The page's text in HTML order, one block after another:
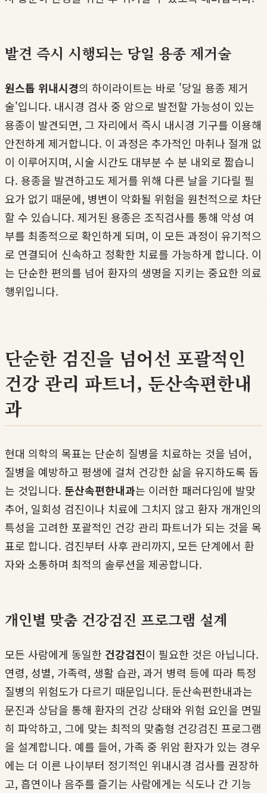
발견 즉시 시행되는 당일 용종 제거술
원스톱 위내시경의 하이라이트는 바로 '당일 용종 제거
술'입니다. 내시경 검사 중 암으로 발전할 가능성이 있는
용종이 발견되면, 그 자리에서 즉시 내시경 기구를 이용해
안전하게 제거합니다. 이 과정은 추가적인 마취나 절개 없
이 이루어지며, 시술 시간도 대부분 수 분 내외로 짧습니
다. 용종을 발견하고도 제거를 위해 다른 날을 기다릴 필
요가 없기 때문에, 병변이 악화될 위험을 원천적으로 차단
할 수 있습니다. 제거된 용종은 조직검사를 통해 악성 여
부를 최종적으로 확인하게 되며, 이 모든 과정이 유기적으
로 연결되어 신속하고 정확한 치료를 가능하게 합니다. 이
는 단순한 편의를 넘어 환자의 생명을 지키는 중요한 의료
행위입니다.
단순한 검진을 넘어선 포괄적인
건강 관리 파트너, 둔산속편한내
과
현대 의학의 목표는 단순히 질병을 치료하는 것을 넘어,
질병을 예방하고 평생에 걸쳐 건강한 삶을 유지하도록 돕
는 것입니다. 둔산속편한내과는 이러한 패러다임에 발맞
추어, 일회성 검진이나 치료에 그치지 않고 환자 개개인의
특성을 고려한 포괄적인 건강 관리 파트너가 되는 것을 목
표로 합니다. 검진부터 사후 관리까지, 모든 단계에서 환
자와 소통하며 최적의 솔루션을 제공합니다.
개인별 맞춤 건강검진 프로그램 설계
모든 사람에게 동일한 건강검진이 필요한 것은 아닙니다.
연령, 성별, 가족력, 생활 습관, 과거 병력 등에 따라 특정
질병의 위험도가 다르기 때문입니다. 둔산속편한내과는
문진과 상담을 통해 환자의 건강 상태와 위험 요인을 면밀
히 파악하고, 그에 맞는 최적의 맞춤형 건강검진 프로그램
을 설계합니다. 예를 들어, 가족 중 위암 환자가 있는 경우
에는 더 이른 나이부터 정기적인 위내시경 검사를 권장하
고, 흡연이나 음주를 즐기는 사람에게는 식도나 간 기능